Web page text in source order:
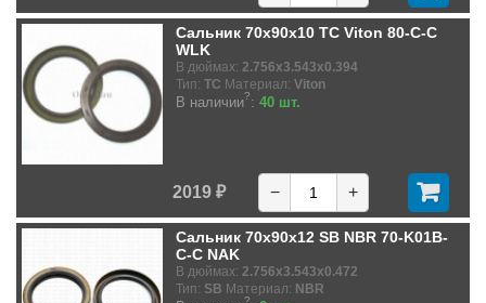
Сальник 70x90x10 TC Viton 80-C-C
WLK
В дюймах: 2.756x3.543x0.394
Тип: TC Материал: Viton
В наличии?: 40 шт.
2019 ₽ − +
Сальник 70x90x12 SB NBR 70-K01B-
C-C NAK
В дюймах: 2.756x3.543x0.472
Тип: SB Материал: NBR
?